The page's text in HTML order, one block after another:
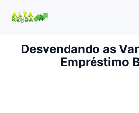
Inicial
Buscar no site
Desvendando as
Empréstimo